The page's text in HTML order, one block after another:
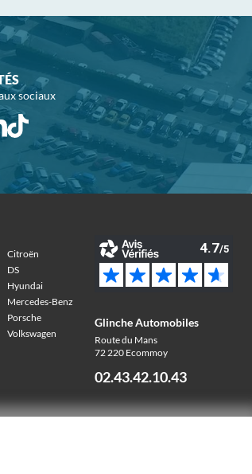
sociaux
Citroën
DS
Hyundai
Mercedes-Benz
Porsche
Volkswagen
Glinche Automobiles
Route du Mans
72 220 Ecommoy
02.43.42.10.43